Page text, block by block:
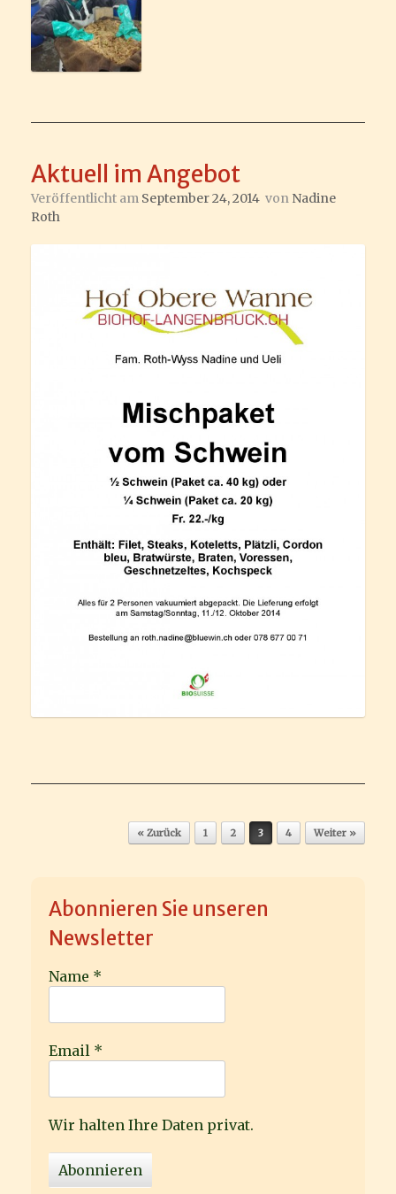
Aktuell im Angebot
Veröffentlicht am September 24, 2014 von Nadine
Roth
Beitragsnavigation« Zurück 1 2 3 4 Weiter »
Abonnieren Sie unseren
Newsletter
Name *
Email *
Wir halten Ihre Daten privat.